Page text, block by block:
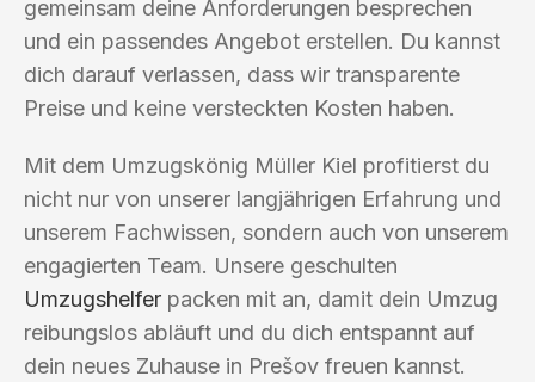
gemeinsam deine Anforderungen besprechen
und ein passendes Angebot erstellen. Du kannst
dich darauf verlassen, dass wir transparente
Preise und keine versteckten Kosten haben.
Mit dem Umzugskönig Müller Kiel profitierst du
nicht nur von unserer langjährigen Erfahrung und
unserem Fachwissen, sondern auch von unserem
engagierten Team. Unsere geschulten
Umzugshelfer packen mit an, damit dein Umzug
reibungslos abläuft und du dich entspannt auf
dein neues Zuhause in Prešov freuen kannst.